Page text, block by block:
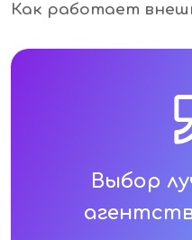
Как работает
Выбор